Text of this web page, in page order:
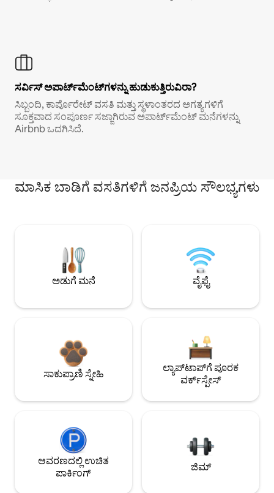
ಸರ್ವಿಸ್ ಅಪಾರ್ಟ್‌ಮೆಂಟ್‌ಗಳನ್ನು ಹುಡುಕುತ್ತಿರುವಿರಾ?
ಸಿಬ್ಬಂದಿ, ಕಾರ್ಪೊರೇಟ್ ವಸತಿ ಮತ್ತು ಸ್ಥಳಾಂತರದ ಅಗತ್ಯಗಳಿಗೆ
ಸೂಕ್ತವಾದ ಸಂಪೂರ್ಣ ಸಜ್ಜಾಗಿರುವ ಅಪಾರ್ಟ್‌ಮೆಂಟ್ ಮನೆಗಳನ್ನು
Airbnb ಒದಗಿಸಿದೆ.
ಮಾಸಿಕ ಬಾಡಿಗೆ ವಸತಿಗಳಿಗೆ ಜನಪ್ರಿಯ ಸೌಲಭ್ಯಗಳು
ಅಡುಗೆ ಮನೆ ವೈಫೈ
ಸಾಕುಪ್ರಾಣಿ ಸ್ನೇಹಿ
ಲ್ಯಾಪ್‌ಟಾಪ್‌ಗೆ ಪೂರಕ
ವರ್ಕ್‌ಸ್ಪೇಸ್
ಆವರಣದಲ್ಲಿ ಉಚಿತ
ಪಾರ್ಕಿಂಗ್
ಜಿಮ್